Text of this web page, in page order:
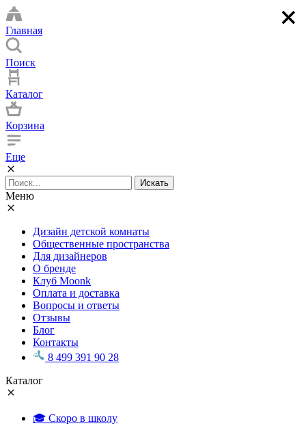
Главная
Поиск
Каталог
Корзина
Еще
Искать
Меню
Дизайн детской комнаты
Общественные пространства
Для дизайнеров
О бренде
Клуб Moonk
Оплата и доставка
Вопросы и ответы
Отзывы
Блог
Контакты
8 499 391 90 28
Каталог
🎓 Скоро в школу
×
×
×
×